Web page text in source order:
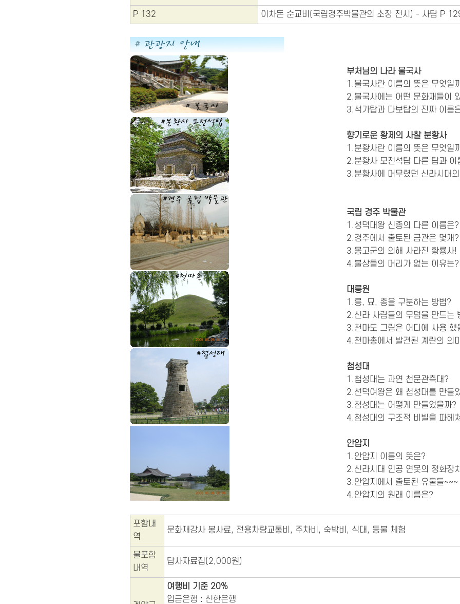
P 132
이차돈 순교비(국립경주박물관의 소장 전시) - 사탐 P
부처님의 나라 불국사
1.불국사란 이름의 뜻은 무엇일
2.불국사에는 어떤 문화재들이
3.석가탑과 다보탑의 진짜 이름
향기로운 황제의 사찰 분황사
1.분황사란 이름의 뜻은 무엇일
2.분황사 모전석탑 다른 탑과 이
3.분황사에 머무렸던 신라시대
국립 경주 박물관
1.성덕대왕 신종의 다른 이름은?
2.경주에서 출토된 금관은 몇개?
3.몽고군의 의해 사라진 황룡사!
4.불상들의 머리가 없는 이유는?
대릉원
1.릉, 묘, 총을 구분하는 방법?
2.신라 사람들의 무덤을 만드는
3.천마도 그림은 어디에 사용 했
4.천마총에서 발견된 계란의 의
첨성대
1.첨성대는 과연 천문관측대?
2.선덕여왕은 왜 첨성대를 만들
3.첨성대는 어떻게 만들었을까?
4.첨성대의 구조적 비빌을 파헤
안압지
1.안압지 이름의 뜻은?
2.신라시대 인공 연못의 정화장
3.안압지에서 출토된 유물들~~~
4.안압지의 원래 이름은?
포함내
역
문화재강사 봉사료, 전용차량교통비, 주차비, 숙박비, 식대, 등불 체험
불포함
내역
답사자료집(2,000원)
여행비 기준 20%
입금은행 : 신한은행